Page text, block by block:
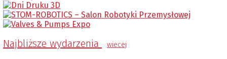
Najbliższe wydarzenia wiecej